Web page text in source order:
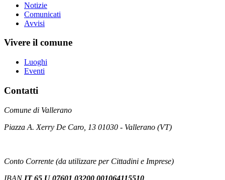
Notizie
Comunicati
Avvisi
Vivere il comune
Luoghi
Eventi
Contatti
Comune di Vallerano
Piazza A. Xerry De Caro, 13 01030 - Vallerano (VT)
Conto Corrente (da utilizzare per Cittadini e Imprese)
IBAN IT 65 U 07601 03200 001064115510